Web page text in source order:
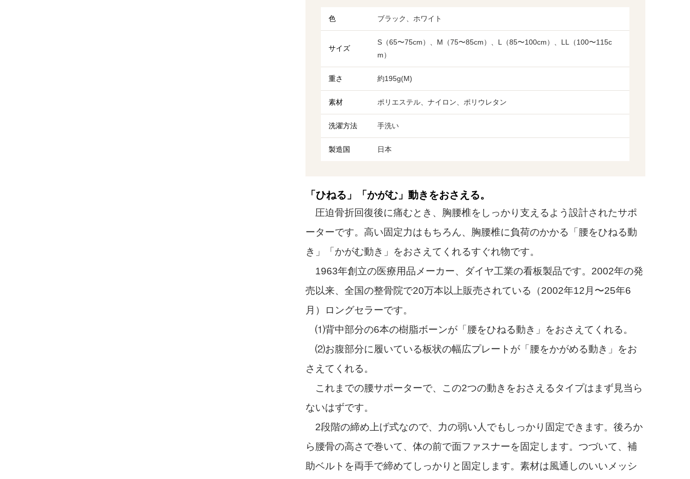
色 ブラック、ホワイト
サイズ
S（65〜75cm）、M（75〜85cm）、L（85〜100cm）、LL（100〜115c
m）
重さ 約195g(M)
素材 ポリエステル、ナイロン、ポリウレタン
洗濯方法 手洗い
製造国 日本
「ひねる」「かがむ」動きをおさえる。
圧迫骨折回復後に痛むとき、胸腰椎をしっかり支えるよう設計されたサポ
ーターです。高い固定力はもちろん、胸腰椎に負荷のかかる「腰をひねる動
き」「かがむ動き」をおさえてくれるすぐれ物です。
1963年創立の医療用品メーカー、ダイヤ工業の看板製品です。2002年の発
売以来、全国の整骨院で20万本以上販売されている（2002年12月〜25年6
月）ロングセラーです。
⑴背中部分の6本の樹脂ボーンが「腰をひねる動き」をおさえてくれる。
⑵お腹部分に履いている板状の幅広プレートが「腰をかがめる動き」をお
さえてくれる。
これまでの腰サポーターで、この2つの動きをおさえるタイプはまず見当ら
ないはずです。
2段階の締め上げ式なので、力の弱い人でもしっかり固定できます。後ろか
ら腰骨の高さで巻いて、体の前で面ファスナーを固定します。つづいて、補
助ベルトを両手で締めてしっかりと固定します。素材は風通しのいいメッシ